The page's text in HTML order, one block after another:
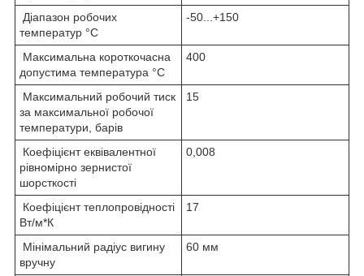
Діапазон робочих
температур °C
-50...+150
Максимальна короткочасна
допустима температура °C
400
Максимальний робочий тиск
за максимальної робочої
температури, барів
15
Коефіцієнт еквівалентної
рівномірно зернистої
шорсткості
0,008
Коефіцієнт теплопровідності
Вт/м*К
17
Мінімальний радіус вигину
вручну
60 мм